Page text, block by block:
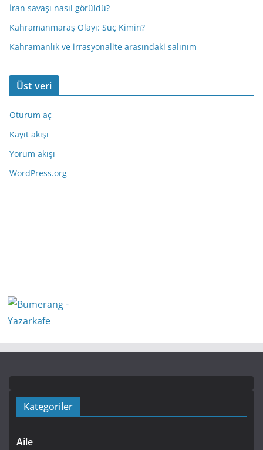
İran savaşı nasıl görüldü?
Kahramanmaraş Olayı: Suç Kimin?
Kahramanlık ve irrasyonalite arasındaki salınım
Üst veri
Oturum aç
Kayıt akışı
Yorum akışı
WordPress.org
Kategoriler
Aile